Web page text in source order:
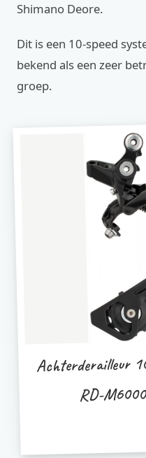
Shimano Deore.
Dit is een 10-speed
bekend als een zeer
groep.
Achterderailleur
RD-